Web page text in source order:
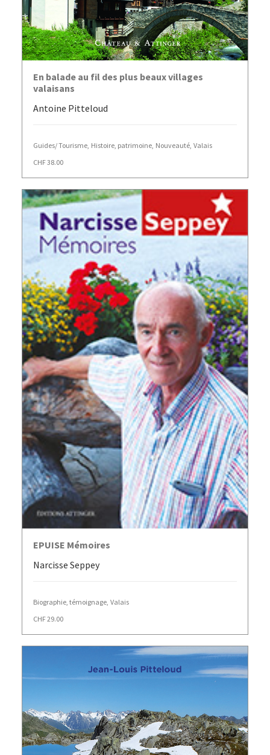
AJOUTER AU PANIER
En balade au fil des plus beaux villages
valaisans
Antoine Pitteloud
Guides/ Tourisme, Histoire, patrimoine, Nouveauté, Valais
CHF38.00
EPUISE Mémoires
Narcisse Seppey
Biographie, témoignage, Valais
CHF29.00